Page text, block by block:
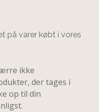
på varer købt i vores
ikke
der tages i
op til din